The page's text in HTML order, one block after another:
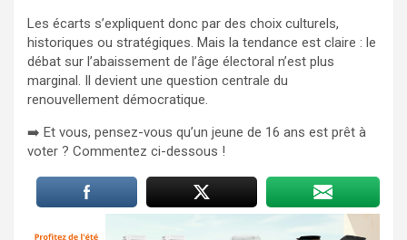
Les écarts s’expliquent donc par des choix culturels,
historiques ou stratégiques. Mais la tendance est claire : le
débat sur l’abaissement de l’âge électoral n’est plus
marginal. Il devient une question centrale du
renouvellement démocratique.
➡️ Et vous, pensez-vous qu’un jeune de 16 ans est prêt à
voter ? Commentez ci-dessous !